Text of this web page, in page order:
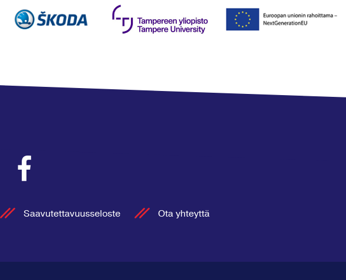
Saavutettavuusseloste Ota yhteyttä